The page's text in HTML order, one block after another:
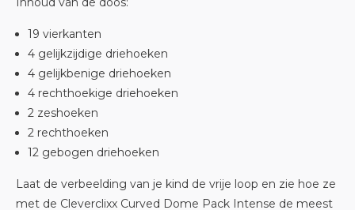
19 vierkanten
4 gelijkzijdige driehoeken
4 gelijkbenige driehoeken
4 rechthoekige driehoeken
2 zeshoeken
2 rechthoeken
12 gebogen driehoeken
Laat de verbeelding van je kind de vrije loop en zie hoe ze
met de Cleverclixx Curved Dome Pack Intense de meest